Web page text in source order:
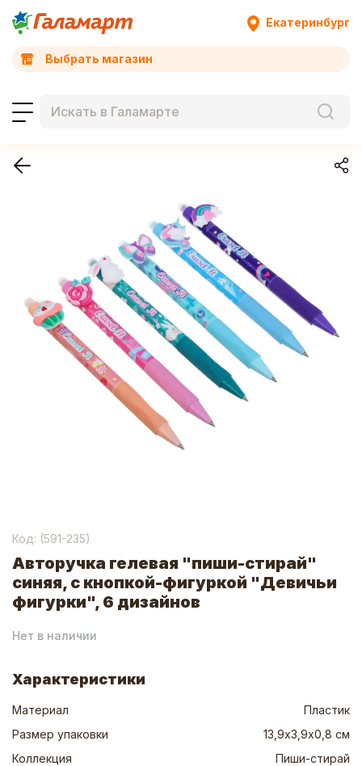
Екатеринбург
Выбрать магазин
Код: (591-235)
Авторучка гелевая "пиши-стирай"
синяя, с кнопкой-фигуркой "Девичьи
фигурки", 6 дизайнов
Нет в наличии
Характеристики
Материал
Пластик
Размер упаковки
13,9х3,9х0,8 см
Коллекция
Пиши-стирай